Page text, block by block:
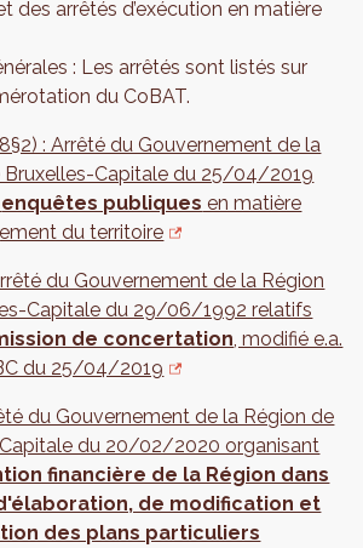
des arrêtés d’exécution en matière
: Les arrêtés sont listés sur
du CoBAT.
: Arrêté du Gouvernement de la
Bruxelles-Capitale du 25/04/2019
enquêtes publiques en matière
du territoire
du Gouvernement de la Région
Capitale du 29/06/1992 relatifs
de concertation , modifié e.a.
du 25/04/2019
du Gouvernement de la Région de
du 20/02/2020 organisant
financière de la Région dans
de modification et
des plans particuliers